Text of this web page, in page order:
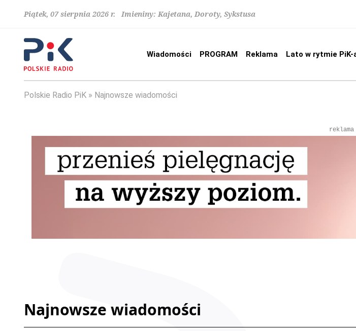
Piątek, 07 sierpnia 2026 r. Imieniny: Kajetana, Doroty, Sykstusa
Wiadomości PROGRAM Reklama Lato w rytmie PiK-
Polskie Radio PiK Najnowsze wiadomości
reklama
Najnowsze wiadomości